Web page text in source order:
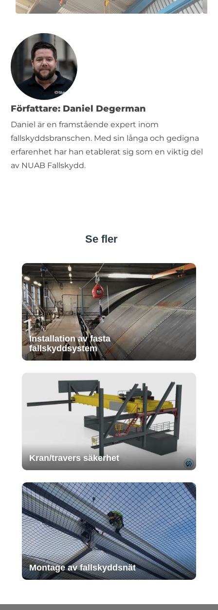
Författare: Daniel Degerman
Daniel är en framstående expert inom
fallskyddsbranschen. Med sin långa och gedigna
erfarenhet har han etablerat sig som en viktig del
av NUAB Fallskydd.
Se fler
Installation av fasta
fallskyddsystem
Kran/travers säkerhet
Montage av fallskyddsnät